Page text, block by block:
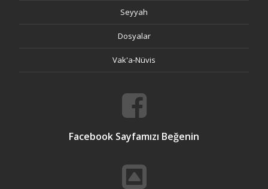
Seyyah
Dosyalar
Vak'a-Nüvis
Facebook Sayfamızı Beğenin